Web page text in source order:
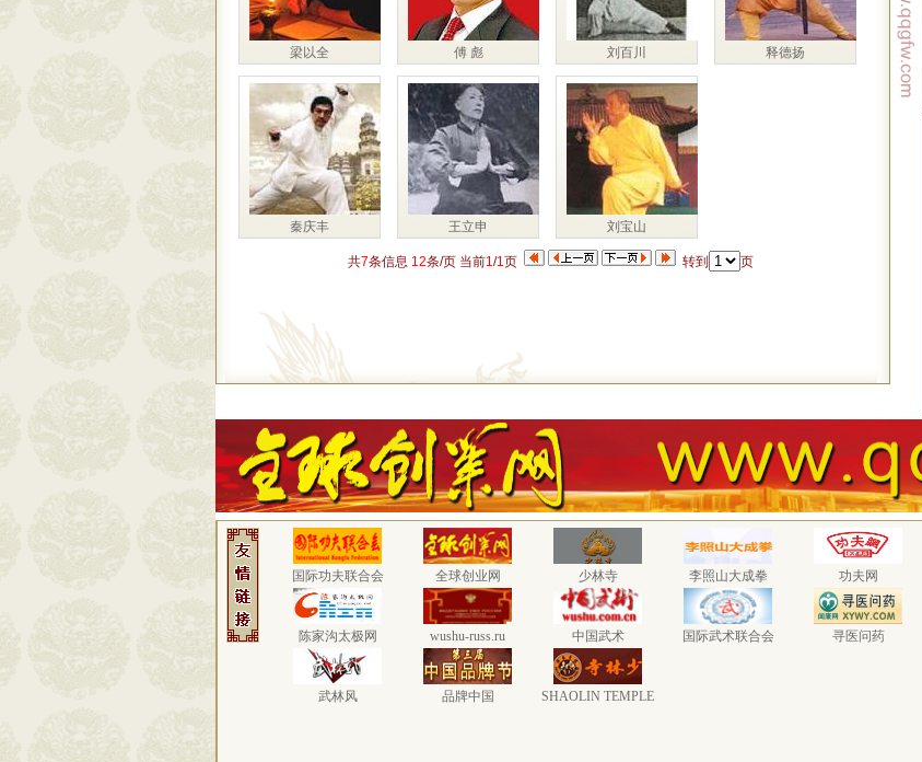
梁以全 傅 彪 刘百川 释德扬
秦庆丰 王立申 刘宝山
共7条信息 12条/页 当前1/1页 转到 页
国际功夫联合会 全球创业网 少林寺 李照山大成拳 功夫网
陈家沟太极网 wushu-russ.ru 中国武术 国际武术联合会 寻医问药
武林风 品牌中国 SHAOLIN TEMPLE